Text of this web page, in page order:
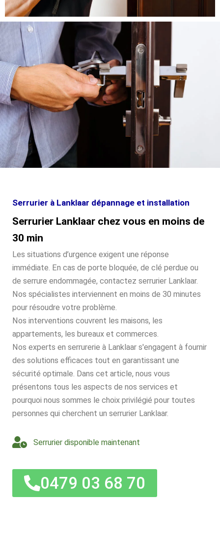
Serrurier à Lanklaar dépannage et installation
Serrurier Lanklaar chez vous en moins de
30 min
Les situations d’urgence exigent une réponse
immédiate. En cas de porte bloquée, de clé perdue ou
de serrure endommagée, contactez serrurier Lanklaar.
Nos spécialistes interviennent en moins de 30 minutes
pour résoudre votre problème.
Nos interventions couvrent les maisons, les
appartements, les bureaux et commerces.
Nos experts en serrurerie à Lanklaar s'engagent à fournir
des solutions efficaces tout en garantissant une
sécurité optimale. Dans cet article, nous vous
présentons tous les aspects de nos services et
pourquoi nous sommes le choix privilégié pour toutes
personnes qui cherchent un serrurier Lanklaar.
Serrurier disponible maintenant
0479 03 68 70